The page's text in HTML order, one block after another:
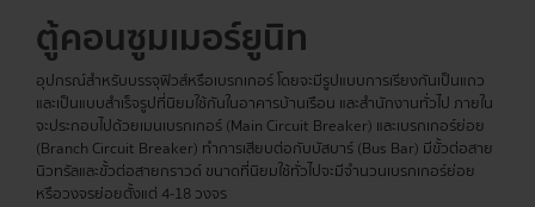
ตู้คอนซูมเมอร์ยูนิท
อุปกรณ์สำหรับบรรจุฟิวส์หรือเบรกเกอร์ โดยจะมีรูปแบบการเรียงกันเป็นแถว
และเป็นแบบสำเร็จรูปที่นิยมใช้กันในอาคารบ้านเรือน และสำนักงานทั่วไป ภายใน
จะประกอบไปด้วยเมนเบรกเกอร์ (Main Circuit Breaker) และเบรกเกอร์ย่อย
(Branch Circuit Breaker) ทำการเสียบต่อกับบัสบาร์ (Bus Bar) มีขั้วต่อสาย
นิวทรัลและขั้วต่อสายกราวด์ ขนาดที่นิยมใช้ทั่วไปจะมีจำนวนเบรกเกอร์ย่อย
หรือวงจรย่อยตั้งแต่ 4-18 วงจร